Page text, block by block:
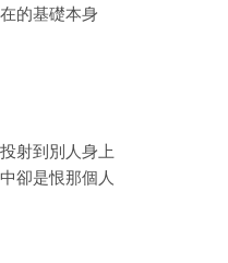
的基礎本身
射到別人身上
卻是恨那個人